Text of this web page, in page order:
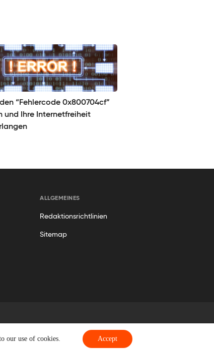
“Fehlercode 0x800704cf”
und Ihre Internetfreiheit
ALLGEMEINES
Redaktionsrichtlinien
Sitemap
our use of cookies. Accept